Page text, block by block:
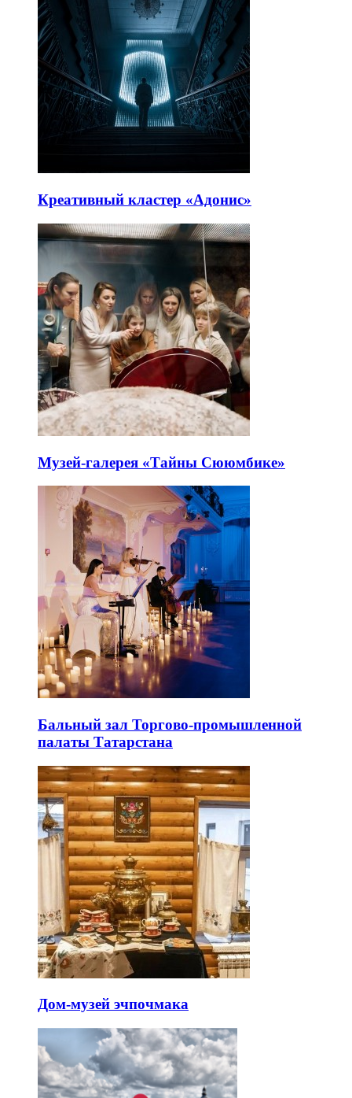
Креативный кластер «Адонис»
Музей-галерея «Тайны Сююмбике»
Бальный зал Торгово-промышленной
палаты Татарстана
Дом-музей эчпочмака